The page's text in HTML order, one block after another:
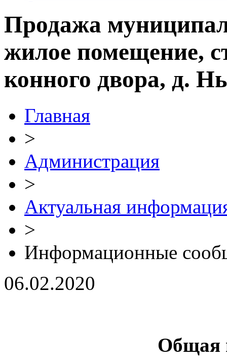
Продажа
жилое помещение,
конного двора, д.
Главная
>
Администрация
>
Актуальная
>
Информационные
06.02.2020
Общая